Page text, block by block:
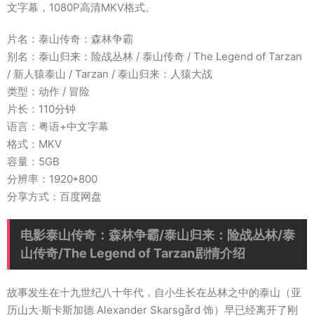
文字幕，1080P高清MKV格式。
片名：泰山传奇：森林争霸
别名：泰山归来：险战丛林 / 泰山传奇 / The Legend of Tarzan
/ 新人猿泰山 / Tarzan / 泰山归来：人猿大战
类型：动作 / 冒险
片长：110分钟
语言：粤语+中文字幕
格式：MKV
容量：5GB
分辨率：1920*800
分享方式：百度网盘
电影泰山传奇：森林争霸/泰山归来：险战丛林/泰
山传奇/The Legend of Tarzan剧情介绍
故事发生在十九世纪八十年代，自小生长在丛林之中的泰山（亚
历山大·斯卡斯加德 Alexander Skarsgård 饰）早已经离开了刚